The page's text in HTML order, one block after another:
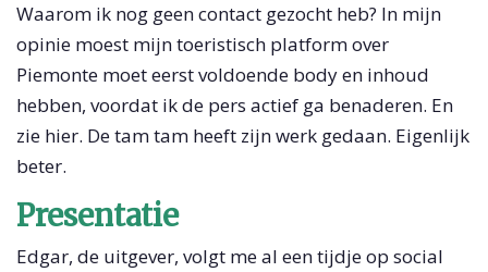
Waarom ik nog geen contact gezocht heb? In mijn
opinie moest mijn toeristisch platform over
Piemonte moet eerst voldoende body en inhoud
hebben, voordat ik de pers actief ga benaderen. En
zie hier. De tam tam heeft zijn werk gedaan. Eigenlijk
beter.
Presentatie
Edgar, de uitgever, volgt me al een tijdje op social